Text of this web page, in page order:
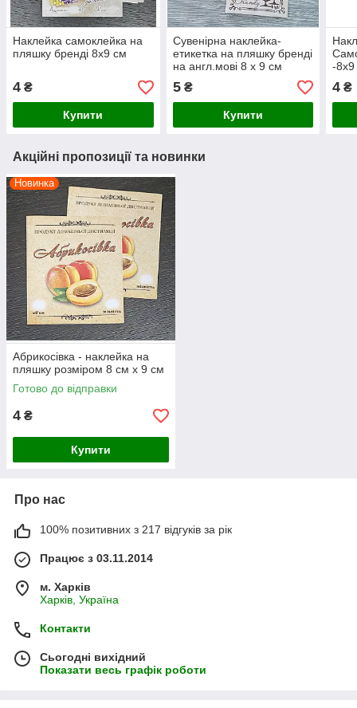
Наклейка самоклейка на
пляшку бренді 8х9 см
4 ₴
Купити
Сувенірна наклейка-
етикетка на пляшку бренді
на англ.мові 8 х 9 см
(+покриття)
5₴
Купити
-
4 ₴
Акційні пропозиції та новинки
Новинка
Абрикосівка - наклейка на
пляшку розміром 8 см х 9 см
Готово до відправки
4 ₴
Купити
Про нас
100% позитивних з 217 відгуків за рік
Працює з 03.11.2014
м. Харків
Харків, Україна
Контакти
Сьогодні вихідний
Показати весь графік роботи